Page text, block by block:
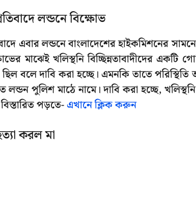
লন্ডনে বিক্ষোভ
এবার লন্ডনে বাংলাদেশের হাইকমিশনের
মাঝেই খলিস্থনি বিচ্ছিন্নতাবাদীদের একটি
বলে দাবি করা হচ্ছে। এমনকি তাতে
লন্ডন পুলিশ মাঠে নামে। দাবি করা হচ্ছে,
পড়তে-এখানে ক্লিক করুন
করল মা